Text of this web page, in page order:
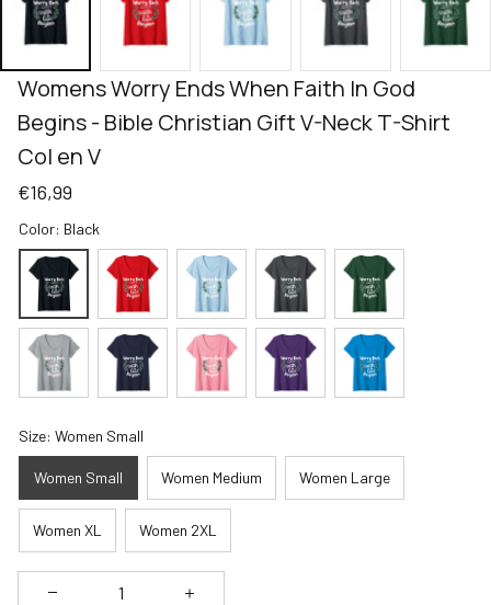
Womens Worry Ends When Faith In God
Begins - Bible Christian Gift V-Neck T-Shirt
Col en V
€16,99
Color: Black
Size: Women Small
Women Small Women Medium Women Large
Women XL Women 2XL